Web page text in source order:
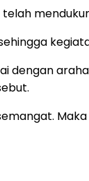
dengan